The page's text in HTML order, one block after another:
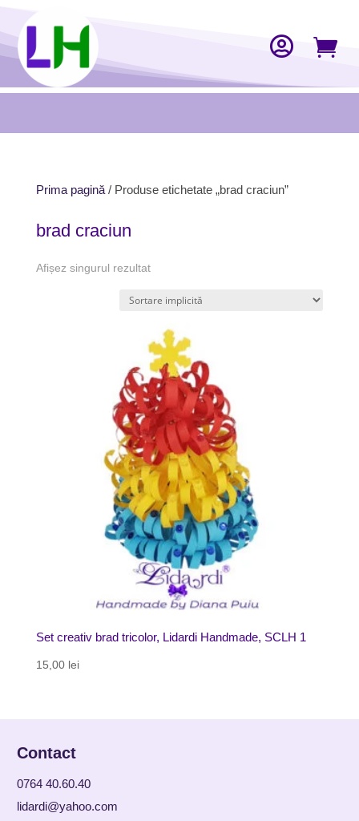
 
Prima pagină/ Produse etichetate „brad craciun”
brad craciun
Afișez singurul rezultat
Set creativ brad tricolor, Lidardi Handmade, SCLH 1
15,00 lei
Contact
0764 40.60.40
lidardi@yahoo.com